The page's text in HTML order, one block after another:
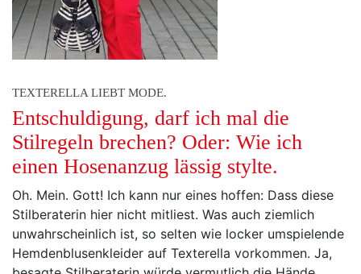
Entschuldigung, darf ich mal die
Stilregeln brechen? Oder: Wie ich
einen Hosenanzug lässig stylte.
Oh. Mein. Gott! Ich kann nur eines hoffen: Dass diese
Stilberaterin hier nicht mitliest. Was auch ziemlich
unwahrscheinlich ist, so selten wie locker umspielende
Hemdenblusenkleider auf Texterella vorkommen. Ja,
besagte Stilberaterin würde vermutlich die Hände